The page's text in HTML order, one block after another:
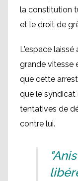
la constitution
et le droit de
L'espace laissé
grande vitesse
que cette
que le syndicat
tentatives de
contre lui.